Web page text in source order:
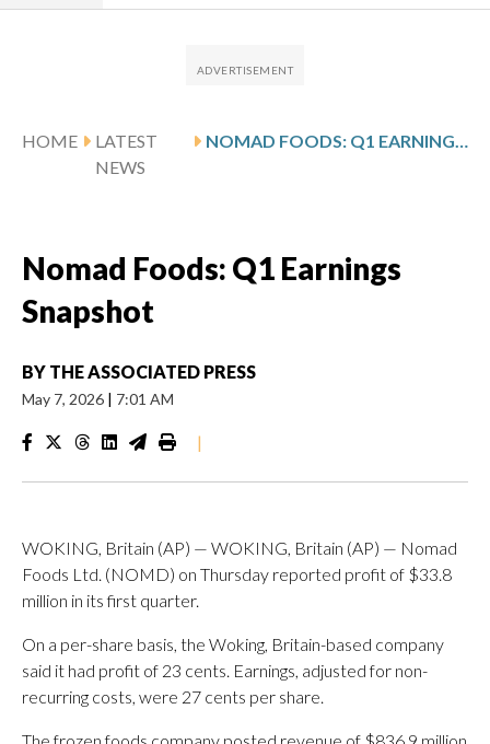
HOME
LATEST
NEWS
NOMAD FOODS: Q1 EARNINGS SNAPSHOT
Nomad Foods: Q1 Earnings
Snapshot
BY THE ASSOCIATED PRESS
May 7, 2026 | 7:01 AM
|
WOKING, Britain (AP) — WOKING, Britain (AP) — Nomad
Foods Ltd. (NOMD) on Thursday reported profit of $33.8
million in its first quarter.
On a per-share basis, the Woking, Britain-based company
said it had profit of 23 cents. Earnings, adjusted for non-
recurring costs, were 27 cents per share.